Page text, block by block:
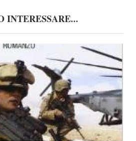
INTERESSARE...